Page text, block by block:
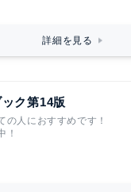
詳細を見る
ク第14版
の人におすすめです！
！